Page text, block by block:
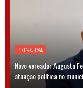
PRINCIPAL
Novo vereador Augusto
atuação política no